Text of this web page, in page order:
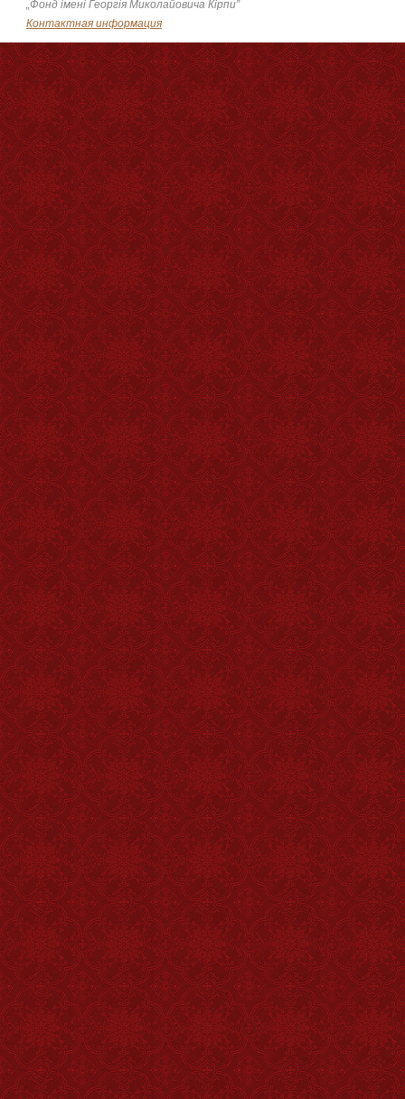
„Фонд імені Георгія Миколайовича Кірпи”
Контактная информация